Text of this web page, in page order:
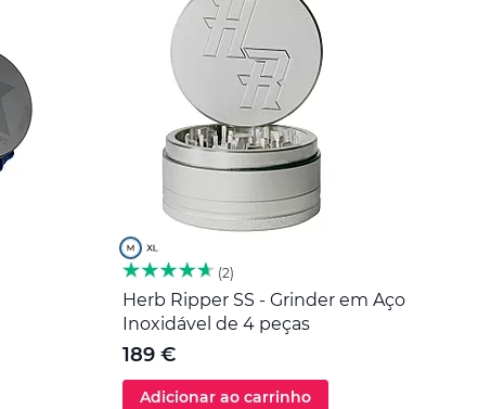
2
Herb Ripper SS - Grinder em Aço
Inoxidável de 4 peças
189 €
Adicionar ao carrinho